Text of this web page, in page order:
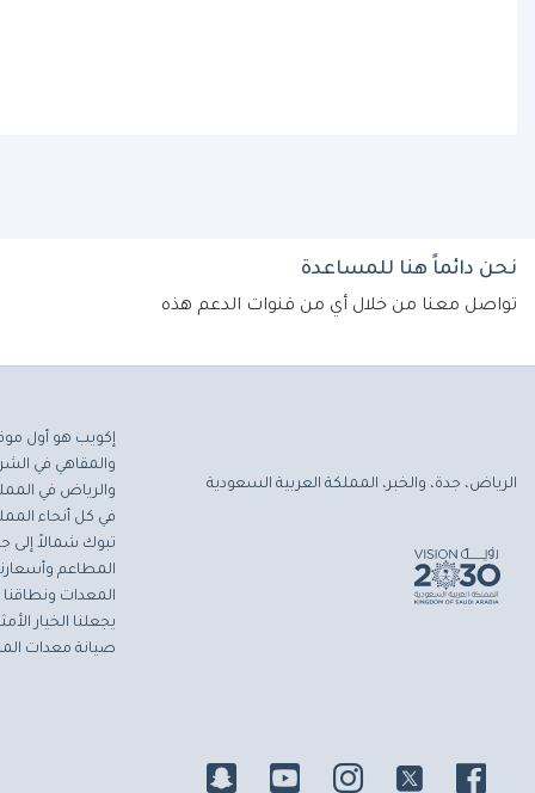
نحن دائماً هنا للمساعدة
تواصل معنا من خلال أي من قنوات الدعم هذه
الرياض، جدة، والخبر، المملكة العربية السعودية
إكويب هو أول
والمقاهي في
والرياض في
في كل أنحاء
تبوك شمالاً إلى
المطاعم
المعدات
يجعلنا الخيار
صيانة معدات